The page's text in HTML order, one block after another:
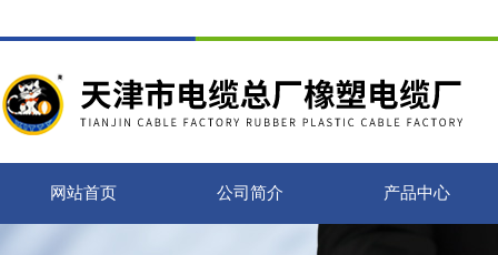
网站首页 公司简介 产品中心